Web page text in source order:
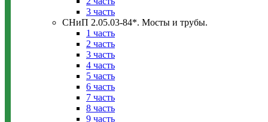
3 часть
СНиП 2.05.03-84*. Мосты и трубы.
1 часть
2 часть
3 часть
4 часть
5 часть
6 часть
7 часть
8 часть
9 часть